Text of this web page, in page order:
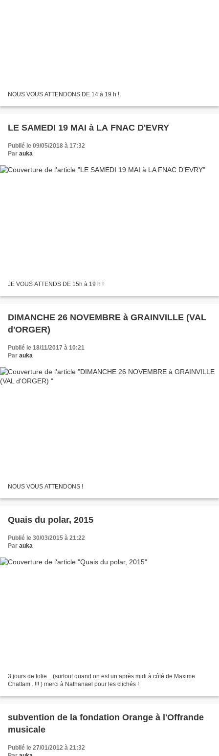
NOUS VOUS ATTENDONS DE 14 à 19 h !
LE SAMEDI 19 MAI à LA FNAC D'EVRY
Publié le 09/05/2018 à 17:32
Par auka
JE VOUS ATTENDS DE 15h à 19 h !
DIMANCHE 26 NOVEMBRE à GRAINVILLE (VAL
d'ORGER)
Publié le 18/11/2017 à 10:21
Par auka
NOUS VOUS ATTENDONS !
Quais du polar, 2015
Publié le 30/03/2015 à 21:22
Par auka
3 jours de folie .. (surtout quand on est un après midi à côté de Maxime
Chattam ..!!! ) merci à Nathanael pour les clichés !
subvention de la fondation Orange à l'Offrande
musicale
Publié le 27/01/2012 à 21:32